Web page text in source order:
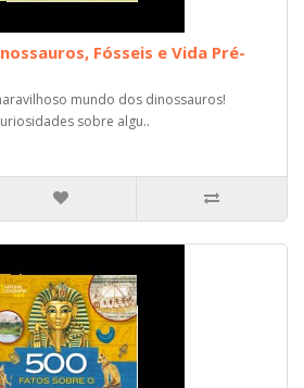
Fósseis e Vida Pré-
mundo dos dinossauros!
sobre algu..